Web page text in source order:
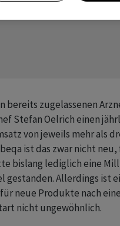
bereits zugelassenen
Stefan Oelrich einen
von jeweils mehr als
ist das zwar nicht
bislang lediglich eine
gestanden. Allerdings ist
neue Produkte nach
nicht ungewöhnlich.